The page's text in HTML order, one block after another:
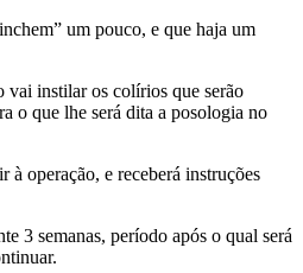
um pouco, e que haja um
vai instilar os colírios que serão
o que lhe será dita a posologia no
à operação, e receberá instruções
3 semanas, período após o qual será